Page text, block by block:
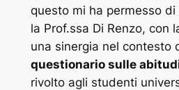
questo mi ha permesso
la Prof.ssa Di Renzo, con
una sinergia nel contesto
questionario sulle
rivolto agli studenti